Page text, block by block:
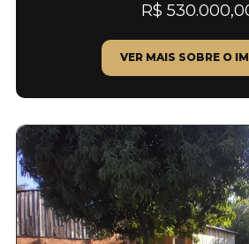
R$
VER MAIS SOBRE O